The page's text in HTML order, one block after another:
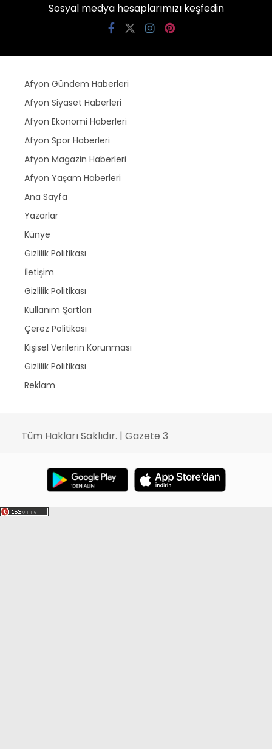
Sosyal medya hesaplarımızı keşfedin
Afyon Gündem Haberleri
Afyon Siyaset Haberleri
Afyon Ekonomi Haberleri
Afyon Spor Haberleri
Afyon Magazin Haberleri
Afyon Yaşam Haberleri
Ana Sayfa
Yazarlar
Künye
Gizlilik Politikası
İletişim
Gizlilik Politikası
Kullanım Şartları
Çerez Politikası
Kişisel Verilerin Korunması
Gizlilik Politikası
Reklam
Tüm Hakları Saklıdır. | Gazete 3